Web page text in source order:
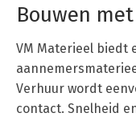
Bouwen
VM Materieel biedt
Verhuur wordt
contact. Snelheid